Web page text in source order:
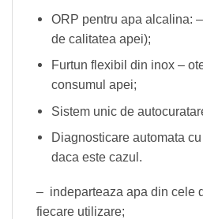
ORP pentru apa alcalina:
de calitatea apei);
Furtun flexibil din inox –
consumul apei;
Sistem unic de
Diagnosticare automata
daca este cazul.
– indeparteaza apa din cele
fiecare utilizare;